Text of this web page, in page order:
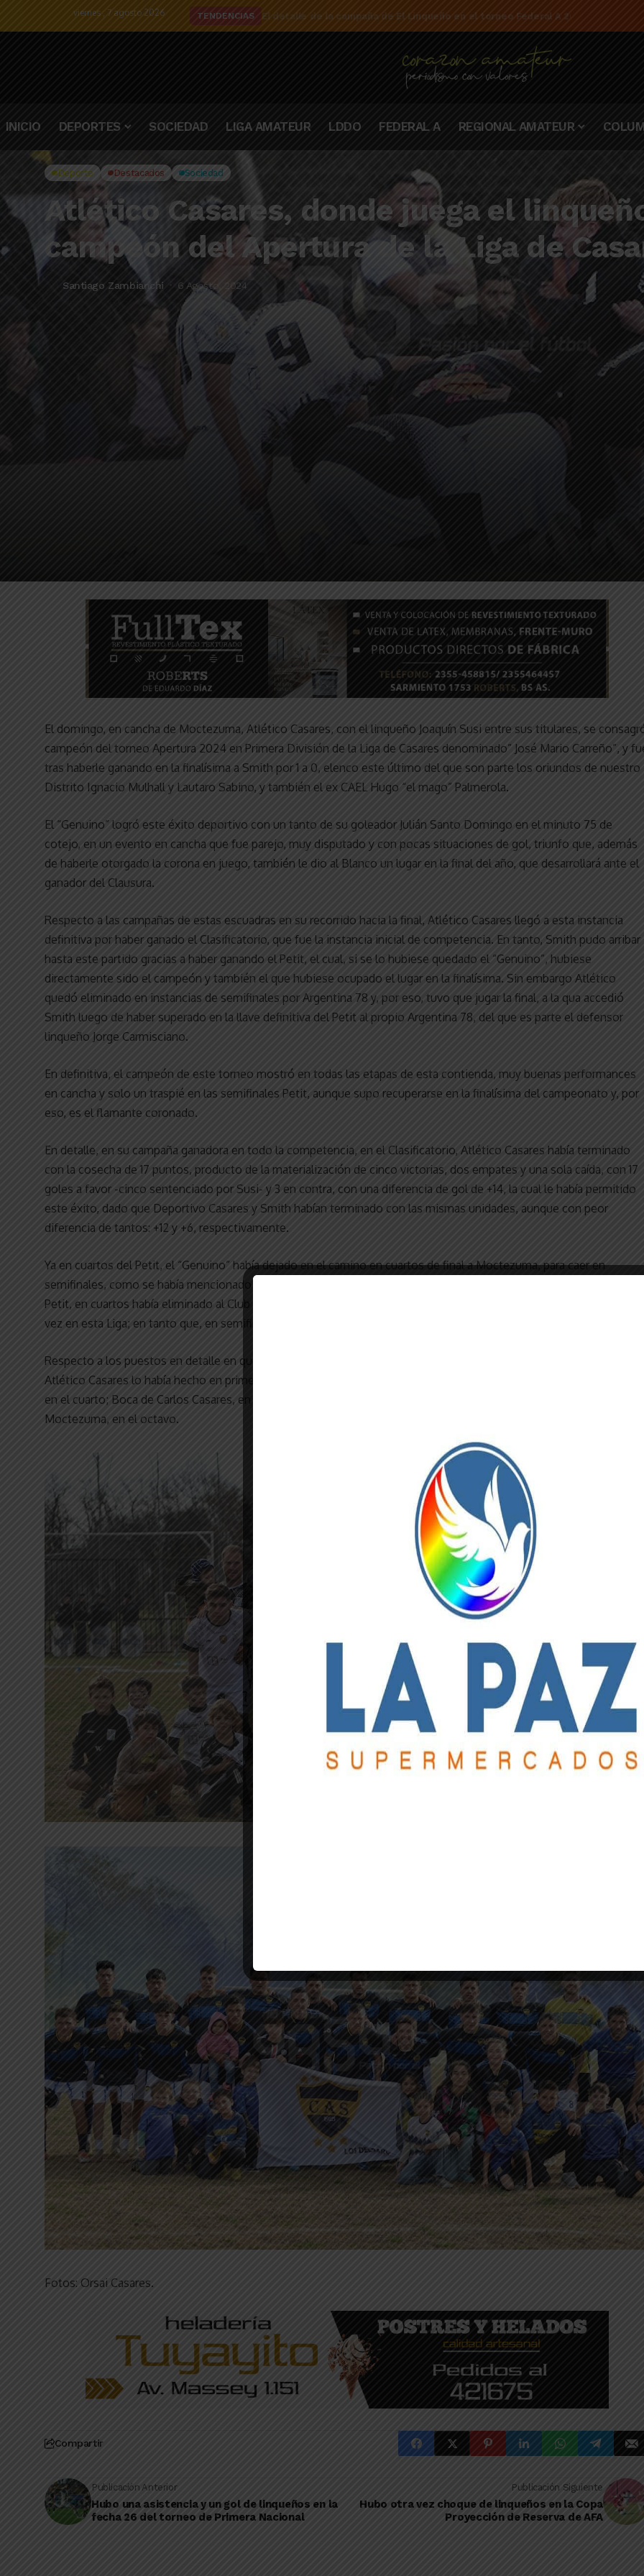
viernes , 7 agosto 2026 TENDENCIAS El detalle de la campaña de El Linqueño en el torneo Federal A 2025/2026
INICIO DEPORTES SOCIEDAD LIGA AMATEUR LDDO FEDERAL A REGIONAL AMATEUR
Deporte Destacados Sociedad
Atlético Casares, donde juega el
campeón del Apertura de la Liga de
Santiago Zambianchi 6 Agosto, 2024
El domingo, en cancha de Moctezuma, Atlético Casares, con el linqueño Joaquín Susi entre sus titulares, se
campeón del torneo Apertura 2024 en Primera División de la Liga de Casares denominado” José Mario Carreño”, y
tras haberle ganando en la finalísima a Smith por 1 a 0, elenco este último del que son parte los oriundos de nuestro
Distrito Ignacio Mulhall y Lautaro Sabino, y también el ex CAEL Hugo “el mago” Palmerola.
El “Genuino” logró este éxito deportivo con un tanto de su goleador Julián Santo Domingo en el minuto 75 de
cotejo, en un evento en cancha que fue parejo, muy disputado y con pocas situaciones de gol, triunfo que, además
de haberle otorgado la corona en juego, también le dio al Blanco un lugar en la final del año, que desarrollará ante el
ganador del Clausura.
Respecto a las campañas de estas escuadras en su recorrido hacia la final, Atlético Casares llegó a esta instancia
definitiva por haber ganado el Clasificatorio, que fue la instancia inicial de competencia. En tanto, Smith pudo arribar
hasta este partido gracias a haber ganando el Petit, el cual, si se lo hubiese quedado el “Genuino”, hubiese
directamente sido el campeón y también el que hubiese ocupado el lugar en la finalísima. Sin embargo Atlético
quedó eliminado en instancias de semifinales por Argentina 78 y, por eso, tuvo que jugar la final, a la qua accedió
Smith luego de haber superado en la llave definitiva del Petit al propio Argentina 78, del que es parte el defensor
linqueño Jorge Carmisciano.
En definitiva, el campeón de este torneo mostró en todas las etapas de esta contienda, muy buenas performances
en cancha y solo un traspié en las semifinales Petit, aunque supo recuperarse en la finalísima del campeonato y, por
eso, es el flamante coronado.
En detalle, en su campaña ganadora en todo la competencia, en el Clasificatorio, Atlético Casares había terminado
con la cosecha de 17 puntos, producto de la materialización de cinco victorias, dos empates y una sola caída, con 17
goles a favor -cinco sentenciado por Susi- y 3 en contra, con una diferencia de gol de +14, la cual le había permitido
este éxito, dado que Deportivo Casares y Smith habían terminado con las mismas unidades, aunque con peor
diferencia de tantos: +12 y +6, respectivamente.
Ya en cuartos del Petit, el “Genuino” había dejado en el camino en cuartos de final a Moctezuma, para caer en
semifinales, como se había mencionado anteriormente, ante Argentina 78. En relación a Smith en su campaña en el
Petit, en cuartos había eliminado al Club Atlético Las Toscas, escuadra de nuestro Distrito que compitió por primera
vez en esta Liga; en tanto que, en semifinales, a Deportivo Casares.
Respecto a los puestos en detalle en que había clasificado estos equipos al Petit una vez terminado el Clasificatorio,
Atlético Casares lo había hecho en primer lugar, Deportivo Casares, en el segundo, Smith, en el tercero; Argentina
en el cuarto; Boca de Carlos Casares, en el quinto; Atlético Las Toscas, en el sexto; Agropecuario, en el séptimo; y
Moctezuma, en el octavo.
Fotos: Orsai Casares.
Compartir
Publicación Anterior
Hubo una asistencia y un gol de linqueños en la
fecha 26 del torneo de Primera Nacional
Publicación Siguiente
Hubo otra vez choque de linqueños en la Copa
Proyección de Reserva de AFA